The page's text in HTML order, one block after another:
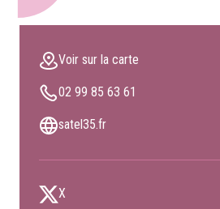
Voir sur la carte
02 99 85 63 61
satel35.fr
X